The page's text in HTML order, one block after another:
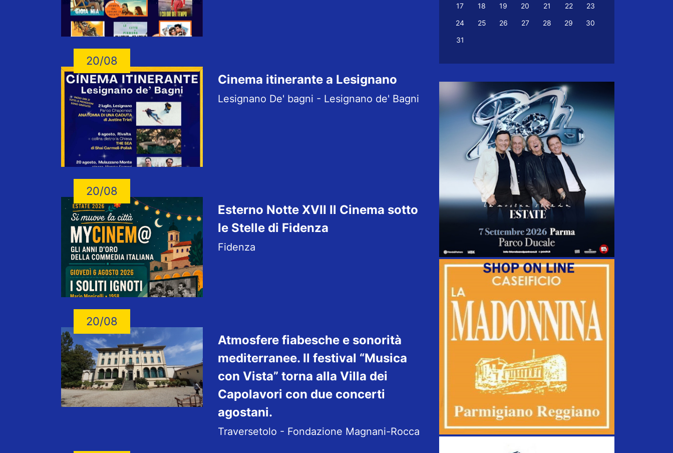
20/08
Cinema itinerante a Lesignano
Lesignano De' bagni - Lesignano de' Bagni
20/08
Esterno Notte XVII Il Cinema sotto
le Stelle di Fidenza
Fidenza
20/08
Atmosfere fiabesche e sonorità
mediterranee. Il festival “Musica
con Vista” torna alla Villa dei
Capolavori con due concerti
agostani.
Traversetolo - Fondazione Magnani-Rocca
17
18 19 20 21 22
23
24
25 26 27 28 29
30
31